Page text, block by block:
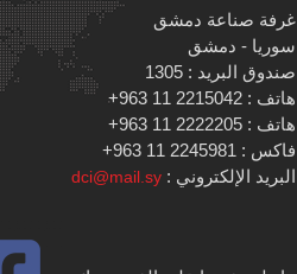
غرفة صناعة دمشق
سوريا - دمشق
صندوق البريد : 1305
هاتف : 2215042 11 963+
هاتف : 2222205 11 963+
فاكس : 2245981 11 963+
البريد الإلكتروني : dci@mail.sy